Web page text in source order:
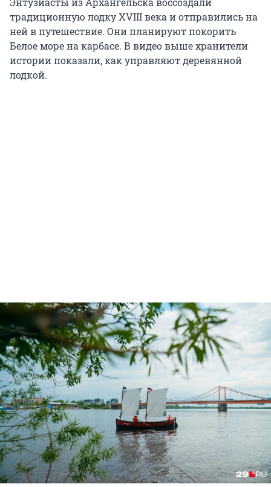
традиционную лодку XVIII века и отправились на
ней в путешествие. Они планируют покорить
Белое море на карбасе. В видео выше хранители
истории показали, как управляют деревянной
лодкой.